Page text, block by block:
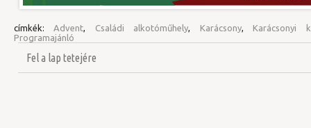
címkék: Advent Családi alkotóműhely Karácsony,Karácsonyi
Programajánló
Fel a lap tetejére